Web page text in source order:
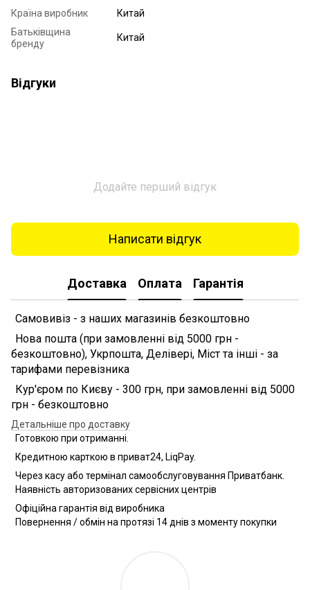
Країна виробник
Китай
Батьківщина
бренду
Китай
Відгуки
Додайте перший відгук
Написати відгук
Доставка Оплата Гарантія
Самовивіз - з наших магазинів безкоштовно
Нова пошта (при замовленні від 5000 грн -
безкоштовно), Укрпошта, Делівері, Міст та інші - за
тарифами перевізника
Кур'єром по Києву - 300 грн, при замовленні від 5000
грн - безкоштовно
Детальніше про доставку
Готовкою при отриманні.
Кредитною карткою в приват24, LiqPay.
Через касу або термінал самообслуговування Приватбанк.
Наявність авторизованих сервісних центрів
Офіційна гарантія від виробника
Повернення / обмін на протязі 14 днів з моменту покупки